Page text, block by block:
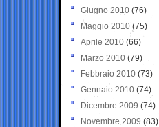
Giugno 2010 (76)
Maggio 2010 (75)
Aprile 2010 (66)
Marzo 2010 (79)
Febbraio 2010 (73)
Gennaio 2010 (74)
Dicembre 2009 (74)
Novembre 2009 (83)